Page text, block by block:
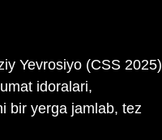
Yevrosiyo (CSS 2025)
idoralari,
bir yerga jamlab, tez